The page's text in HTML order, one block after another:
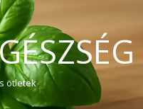
ötletek